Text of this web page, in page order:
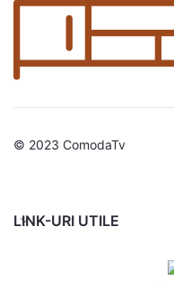
© 2023 ComodaTv
LINK-URI UTILE